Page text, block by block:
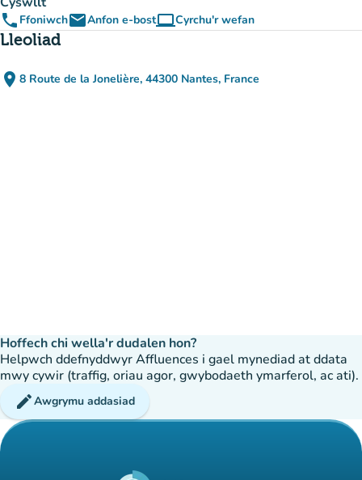
phone FfoniwchemailAnfon e-bostcomputerCyrchu'r wefan
(tab newydd)
Lleoliad
place 8 Route de la Jonelière, 44300 Nantes, France
(agor yn Google Maps)
(tab newydd)
Hoffech chi wella'r dudalen hon?
Helpwch ddefnyddwyr Affluences i gael mynediad at ddata
mwy cywir (traffig, oriau agor, gwybodaeth ymarferol, ac ati).
editAwgrymu addasiad